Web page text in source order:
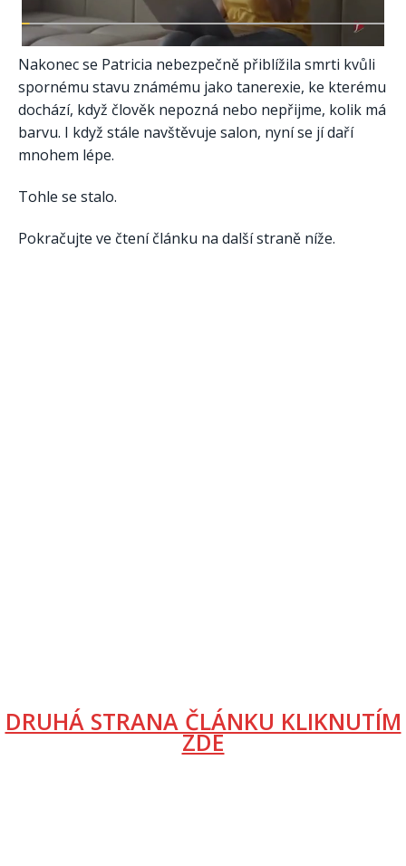
Nakonec se Patricia nebezpečně přiblížila smrti kvůli
spornému stavu známému jako tanerexie, ke kterému
dochází, když člověk nepozná nebo nepřijme, kolik má
barvu. I když stále navštěvuje salon, nyní se jí daří
mnohem lépe.
Tohle se stalo.
Pokračujte ve čtení článku na další straně níže.
DRUHÁ STRANA ČLÁNKU KLIKNUTÍM
ZDE